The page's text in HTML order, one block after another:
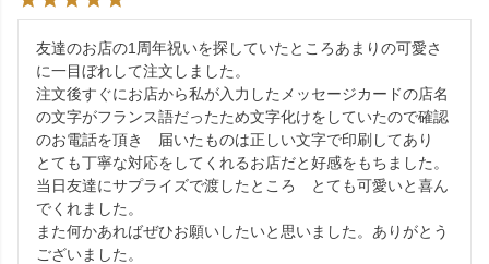
友達のお店の1周年祝いを探していたところあまりの可愛さ
に一目ぼれして注文しました。
注文後すぐにお店から私が入力したメッセージカードの店名
の文字がフランス語だったため文字化けをしていたので確認
のお電話を頂き　届いたものは正しい文字で印刷してあり
とても丁寧な対応をしてくれるお店だと好感をもちました。
当日友達にサプライズで渡したところ　とても可愛いと喜ん
でくれました。
また何かあればぜひお願いしたいと思いました。ありがとう